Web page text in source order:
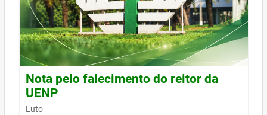
Nota pelo falecimento do reitor da
UENP
Luto